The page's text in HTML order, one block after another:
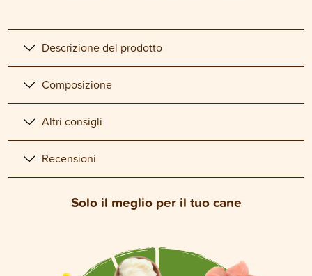
Descrizione del prodotto
Composizione
Altri consigli
Recensioni
Solo il meglio per il tuo cane